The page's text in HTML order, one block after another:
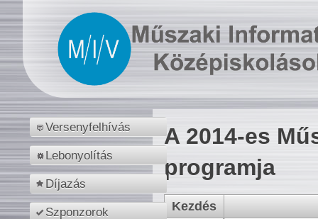
Versenyfelhívás
Lebonyolítás
Díjazás
Szponzorok
A 2014-es
programja
Kezdés